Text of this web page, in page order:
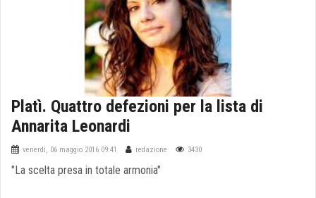
Platì. Quattro defezioni per la lista di
Annarita Leonardi
venerdì, 06 maggio 2016 09:41 redazione 3430
"La scelta presa in totale armonia"